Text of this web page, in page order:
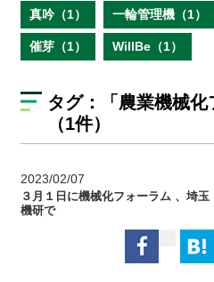
真吟（1） 一輪管理機（1）
催芽（1） WillBe（1）
タグ： 「農業機械
（1件）
2023/02/07
３月１日に機械化フォーラム 、埼玉
機研で